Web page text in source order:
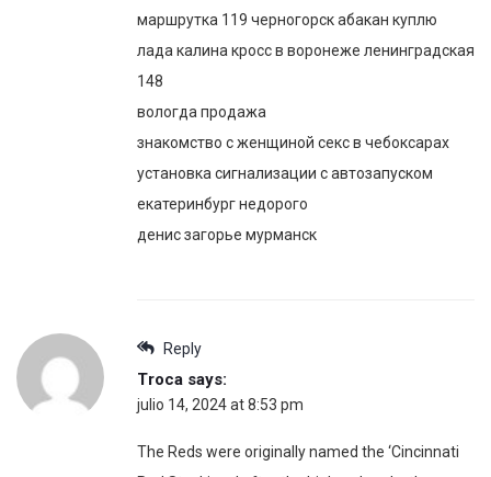
маршрутка 119 черногорск абакан куплю
лада калина кросс в воронеже ленинградская
148
вологда продажа
знакомство с женщиной секс в чебоксарах
установка сигнализации с автозапуском
екатеринбург недорого
денис загорье мурманск
Reply
Troca says:
julio 14, 2024 at 8:53 pm
The Reds were originally named the ‘Cincinnati